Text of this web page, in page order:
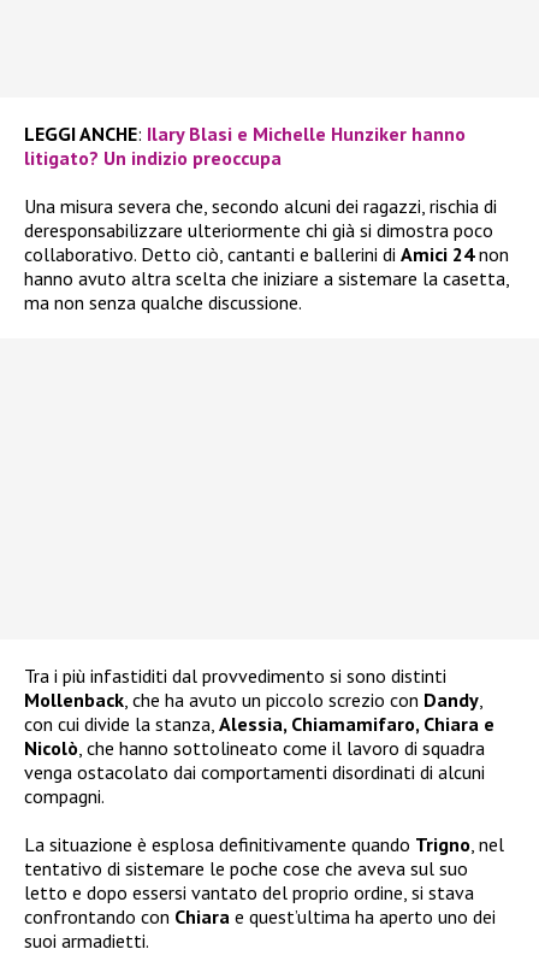
LEGGI ANCHE: Ilary Blasi e Michelle Hunziker hanno
litigato? Un indizio preoccupa
Una misura severa che, secondo alcuni dei ragazzi, rischia di
deresponsabilizzare ulteriormente chi già si dimostra poco
collaborativo. Detto ciò, cantanti e ballerini di Amici 24non
hanno avuto altra scelta che iniziare a sistemare la casetta,
ma non senza qualche discussione.
Tra i più infastiditi dal provvedimento si sono distinti
Mollenback, che ha avuto un piccolo screzio con Dandy,
con cui divide la stanza, Alessia, Chiamamifaro, Chiara e
Nicolò, che hanno sottolineato come il lavoro di squadra
venga ostacolato dai comportamenti disordinati di alcuni
compagni.
La situazione è esplosa definitivamente quando Trigno, nel
tentativo di sistemare le poche cose che aveva sul suo
letto e dopo essersi vantato del proprio ordine, si stava
confrontando con Chiara e quest’ultima ha aperto uno dei
suoi armadietti.